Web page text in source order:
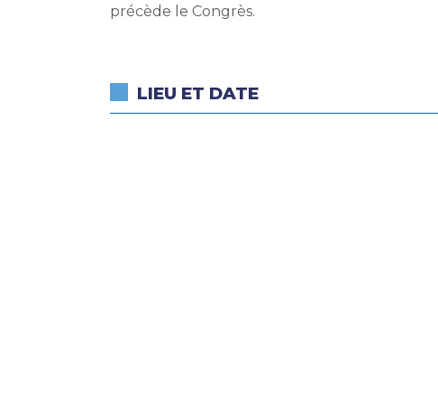
précède le Congrès.
LIEU ET DATE